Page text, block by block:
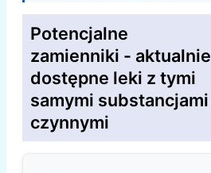
Potencjalne
zamienniki - aktualnie
dostępne leki z tymi
samymi substancjami
czynnymi